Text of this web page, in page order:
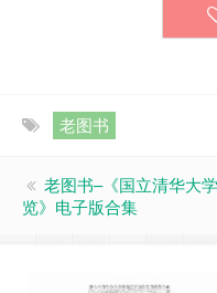
老图书
老图书–《国立清华大
览》电子版合集